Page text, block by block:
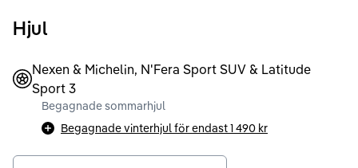
Hjul
Nexen & Michelin, N'Fera Sport SUV & Latitude
Sport 3
Begagnade sommarhjul
Begagnade vinterhjul för endast1 490 kr